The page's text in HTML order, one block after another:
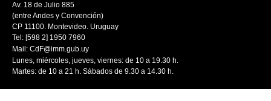
Av. 18 de Julio 885
(entre Andes y Convención)
CP 11100. Montevideo. Uruguay
Tel: [598 2] 1950 7960
Mail: CdF@imm.gub.uy
Lunes, miércoles, jueves, viernes: de 10 a 19.30 h.
Martes: de 10 a 21 h. Sábados de 9.30 a 14.30 h.